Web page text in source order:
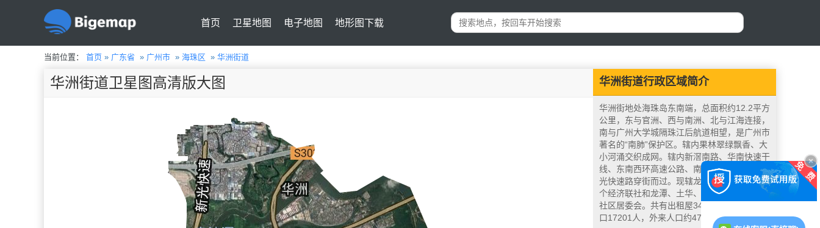
首页 卫星地图 电子地图 地形图下载
当前位置： 首页 » 广东省 » 广州市 » 海珠区 » 华洲街道
华洲街道行政区域简介
华洲街地处海珠岛东南端，总面积约12.2平方
公里，东与官洲、西与南洲、北与江海连接，
南与广州大学城隔珠江后航道相望，是广州市
著名的“南肺”保护区。辖内果林翠绿飘香、大
小河涌交织成网。辖内新滘南路、华南快速干
线、东南西环高速公路、南沙港快速干线、新
光快速路穿街而过。现辖龙潭、土华、小洲3
个经济联社和龙潭、土华、小洲、瀛园等4个
社区居委会。共有出租屋34，240套，常住人
口17201人，外来人口约47000人。
华洲街道卫星图高清版大图